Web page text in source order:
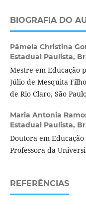
BIOGRAFIA DO
Pâmela Christina
Estadual Paulista,
Mestre em Educação
Júlio de Mesquita
de Rio Claro, São
Maria Antonia
Estadual Paulista,
Doutora em
Professora da
REFERÊNCIAS